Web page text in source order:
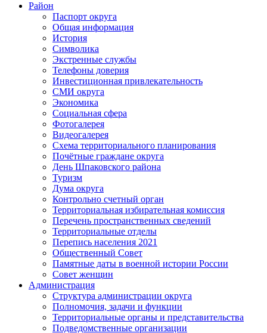
Район
Паспорт округа
Общая информация
История
Символика
Экстренные службы
Телефоны доверия
Инвестиционная привлекательность
СМИ округа
Экономика
Социальная сфера
Фотогалерея
Видеогалерея
Схема территориального планирования
Почётные граждане округа
День Шпаковского района
Туризм
Дума округа
Контрольно счетный орган
Территориальная избирательная комиссия
Перечень пространственных сведений
Территориальные отделы
Перепись населения 2021
Общественный Совет
Памятные даты в военной истории России
Совет женщин
Администрация
Структура администрации округа
Полномочия, задачи и функции
Территориальные органы и представительства
Подведомственные организации